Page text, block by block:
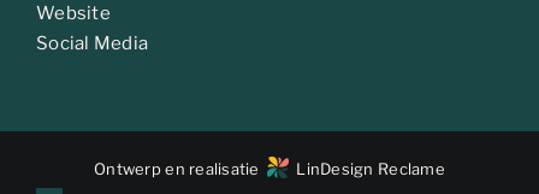
Website
Social Media
Ontwerp en realisatie
LinDesign Reclame